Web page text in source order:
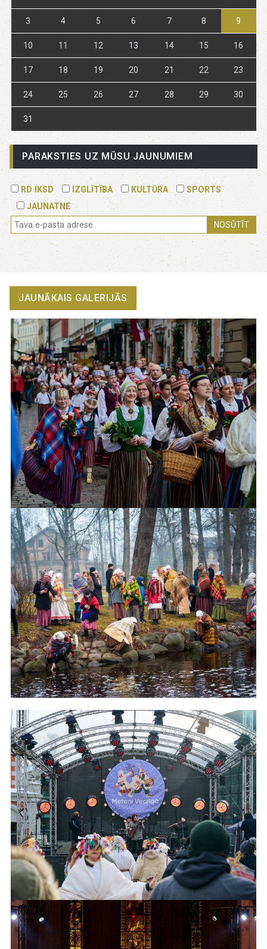
3 4 5 6 7 8 9
10 11 12 13 14 15 16
17 18 19 20 21 22 23
24 25 26 27 28 29 30
31
PARAKSTIES UZ MŪSU JAUNUMIEM
RD IKSD IZGLĪTĪBA KULTŪRA
SPORTS
JAUNATNE
NOSŪTĪT
JAUNĀKAIS GALERIJĀS